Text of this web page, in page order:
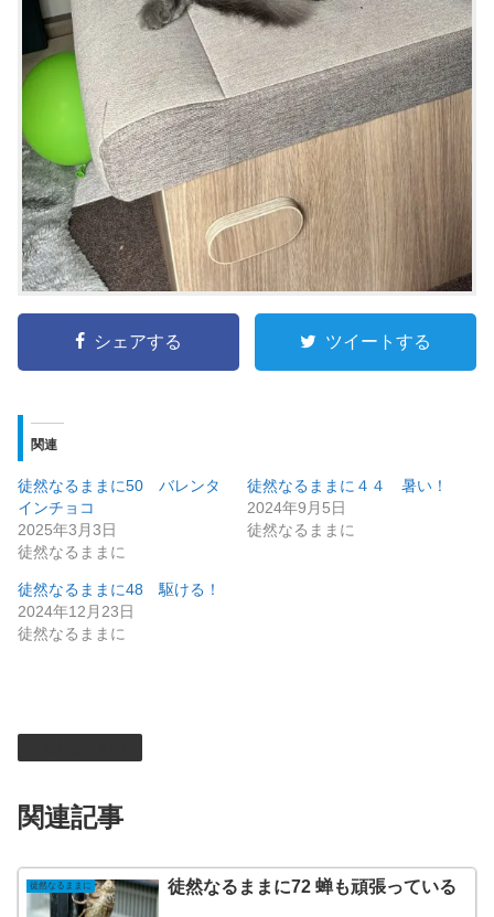
シェアする ツイートする
関連
徒然なるままに50 バレンタ
インチョコ
2025年3月3日
徒然なるままに
徒然なるままに４４ 暑い！
2024年9月5日
徒然なるままに
徒然なるままに48 駆ける！
2024年12月23日
徒然なるままに
関連記事
徒然なるままに 徒然なるままに72 蝉も頑張っている